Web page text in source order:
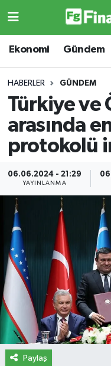
Ekonomi Gündem
HABERLER GÜNDEM
Türkiye ve
arasında
protokolü
06.06.2024 - 21:29
YAYINLANMA
Paylaş
Ekonomi
Borsa
Emlak
Otomobil
Gizlilik
Hakkımızda
İletişim
Künye
Yasal Uyarı
Ekonomi
Borsa
Emlak
Emtia
BITCOIN
Yapay Zeka